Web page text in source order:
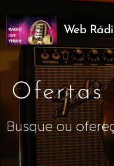
Web
YAUH
Ofertas
Busque ou